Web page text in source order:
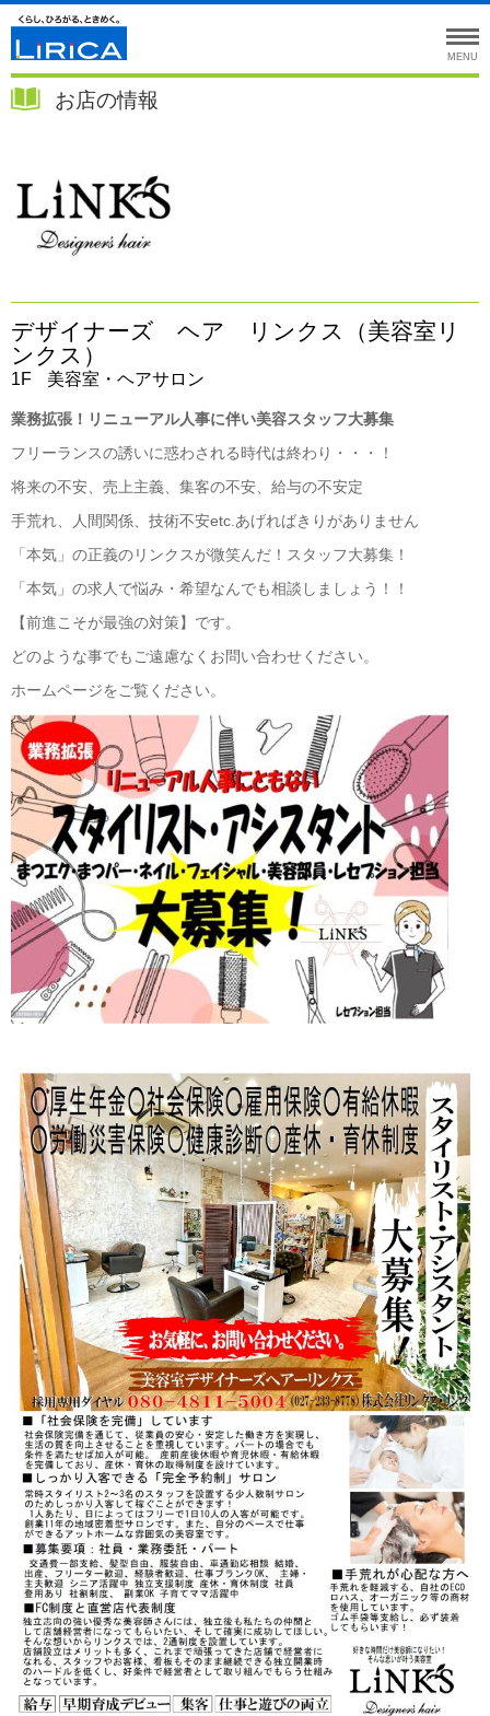
MENU
お店の情報
デザイナーズ ヘア リンクス（美容室リ
ンクス）
1F 美容室・ヘアサロン
業務拡張！リニューアル人事に伴い美容スタッフ大募集
フリーランスの誘いに惑わされる時代は終わり・・・！
将来の不安、売上主義、集客の不安、給与の不安定
手荒れ、人間関係、技術不安etc.あげればきりがありません
「本気」の正義のリンクスが微笑んだ！スタッフ大募集！
「本気」の求人で悩み・希望なんでも相談しましょう！！
【前進こそが最強の対策】です。
どのような事でもご遠慮なくお問い合わせください。
ホームページをご覧ください。